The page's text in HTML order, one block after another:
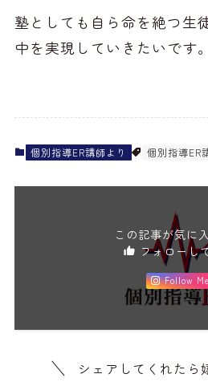
塾としても自ら命を絶つ生
中を実現していきたいです。
個別指導ER講師より 個別指導ER
この記事が気に
フォローし
Follow Me
シェアしてくれたら